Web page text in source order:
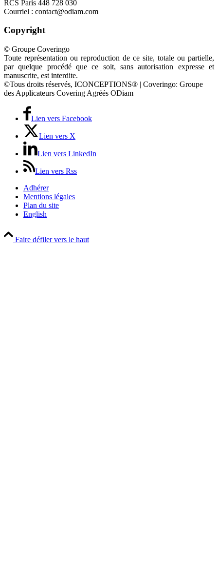
RCS Paris 448 728 030
Courriel : contact@odiam.com
Copyright
© Groupe Coveringo
Toute représentation ou reproduction de ce site, totale ou partielle,
par quelque procédé que ce soit, sans autorisation expresse et
manuscrite, est interdite.
©Tous droits réservés, ICONCEPTIONS® | Coveringo: Groupe
des Applicateurs Covering Agréés ODiam
Lien vers Facebook
Lien vers X
Lien vers LinkedIn
Lien vers Rss
Adhérer
Mentions légales
Plan du site
English
Faire défiler vers le haut